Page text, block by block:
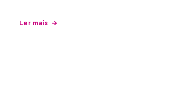
Ler mais